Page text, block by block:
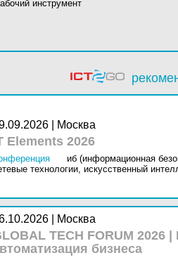
инструмент
| Москва
Elements 2026
иб (информационная
технологии, искусственный
| Москва
TECH FORUM
бизнеса